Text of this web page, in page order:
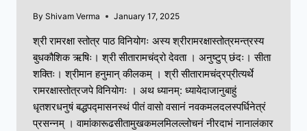
By Shivam Verma January 17, 2025
श्री रामरक्षा स्तोत्र पाठ विनियोगः अस्य श्रीरामरक्षास्तोत्रमन्त्रस्य
बुधकौशिक ऋषिः। श्री सीतारामचंद्रो देवता । अनुष्टुप्‌ छंदः। सीता
शक्तिः। श्रीमान हनुमान्‌ कीलकम्‌ । श्री सीतारामचंद्रप्रीत्यर्थे
रामरक्षास्तोत्रजपे विनियोगः । अथ ध्यानम्‌: ध्यायेदाजानुबाहुं
धृतशरधनुषं बद्धपद्मासनस्थं पीतं वासो वसानं नवकमलदलस्पर्धिनेत्रं
प्रसन्नम्‌ । वामांकारूढसीतामुखकमलमिलल्लोचनं नीरदाभं नानालंकार